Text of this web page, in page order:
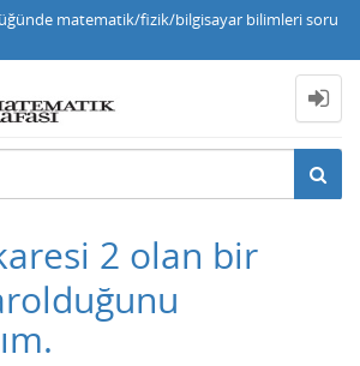
matematik/fizik/bilgisayar bilimleri soru
2 olan bir